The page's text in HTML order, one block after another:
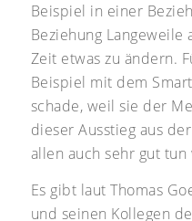
Beispiel in einer
Beziehung
Zeit etwas zu ändern.
Beispiel mit dem
schade, weil sie der
dieser Ausstieg aus
allen auch sehr gut tun
Es gibt laut Thomas
und seinen Kollegen